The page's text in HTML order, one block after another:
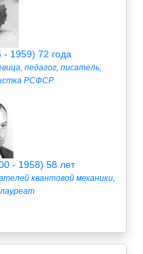
- 1959) 72 года
педагог, писатель,
РСФСР
- 1958) 58 лет
квантовой механики,